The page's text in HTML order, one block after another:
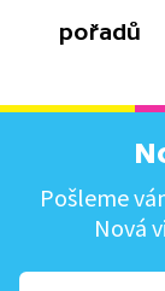
pořadů
Pošleme
Nová